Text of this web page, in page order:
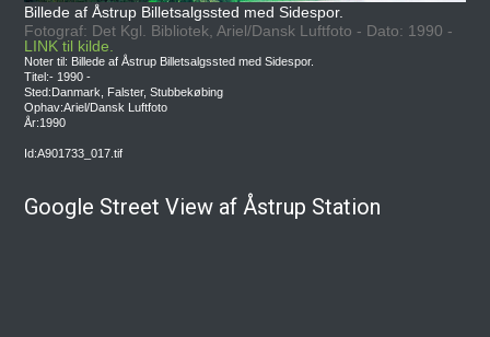
Billede af Åstrup Billetsalgssted med Sidespor.
Fotograf: Det Kgl. Bibliotek, Ariel/Dansk Luftfoto - Dato: 1990 -
LINK til kilde.
Noter til: Billede af Åstrup Billetsalgssted med Sidespor.
Titel:- 1990 -
Sted:Danmark, Falster, Stubbekøbing
Ophav:Ariel/Dansk Luftfoto
År:1990
Id:A901733_017.tif
Google Street View af Åstrup Station